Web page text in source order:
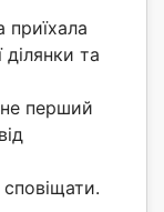
приїхала
ділянки та
перший